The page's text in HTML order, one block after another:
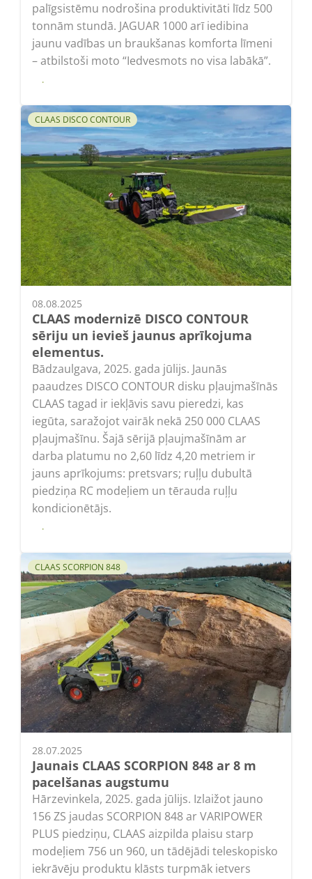
palīgsistēmu nodrošina produktivitāti līdz 500
tonnām stundā. JAGUAR 1000 arī iedibina
jaunu vadības un braukšanas komforta līmeni
– atbilstoši moto “Iedvesmots no visa labākā”.
Lasīt
CLAAS DISCO CONTOUR
08.08.2025
CLAAS modernizē DISCO CONTOUR
sēriju un ievieš jaunus aprīkojuma
elementus.
Bādzaulgava, 2025. gada jūlijs. Jaunās
paaudzes DISCO CONTOUR disku pļaujmašīnās
CLAAS tagad ir iekļāvis savu pieredzi, kas
iegūta, saražojot vairāk nekā 250 000 CLAAS
pļaujmašīnu. Šajā sērijā pļaujmašīnām ar
darba platumu no 2,60 līdz 4,20 metriem ir
jauns aprīkojums: pretsvars; ruļļu dubultā
piedziņa RC modeļiem un tērauda ruļļu
kondicionētājs.
Lasīt
CLAAS SCORPION 848
28.07.2025
Jaunais CLAAS SCORPION 848 ar 8 m
pacelšanas augstumu
Hārzevinkela, 2025. gada jūlijs. Izlaižot jauno
156 ZS jaudas SCORPION 848 ar VARIPOWER
PLUS piedziņu, CLAAS aizpilda plaisu starp
modeļiem 756 un 960, un tādējādi teleskopisko
iekrāvēju produktu klāsts turpmāk ietvers